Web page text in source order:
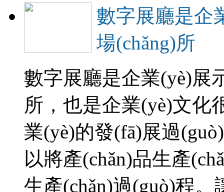
數字展廳是企
場(chǎng)所
數字展廳是企業(yè)展
所，也是企業(yè)文
業(yè)的發(fā)展過(guò)
以將產(chǎn)品生產
生產(chǎn)過(guò)程